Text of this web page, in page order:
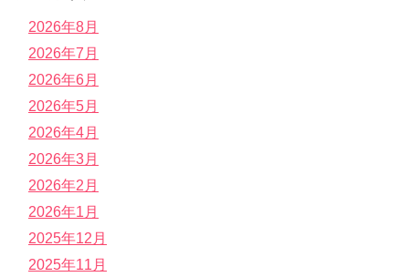
2026年8月
2026年7月
2026年6月
2026年5月
2026年4月
2026年3月
2026年2月
2026年1月
2025年12月
2025年11月